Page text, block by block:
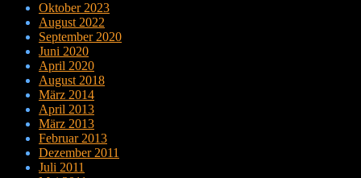
Oktober 2023
August 2022
September 2020
Juni 2020
April 2020
August 2018
März 2014
April 2013
März 2013
Februar 2013
Dezember 2011
Juli 2011